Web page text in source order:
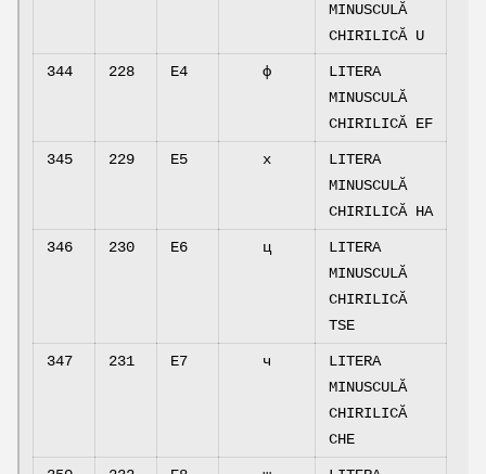
MINUSCULĂ
CHIRILICĂ U
344 228 E4 ф
LITERA
MINUSCULĂ
CHIRILICĂ EF
345 229 E5 х
LITERA
MINUSCULĂ
CHIRILICĂ HA
346 230 E6 ц
LITERA
MINUSCULĂ
CHIRILICĂ
TSE
347 231 E7 ч
LITERA
MINUSCULĂ
CHIRILICĂ
CHE